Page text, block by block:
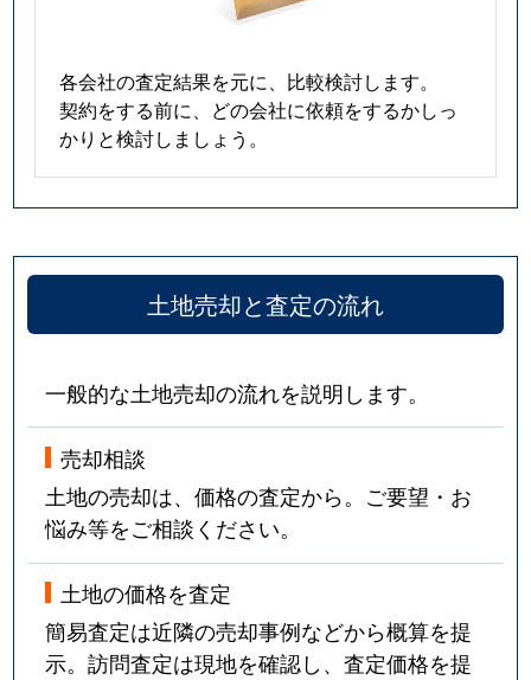
各会社の査定結果を元に、比較検討します。
契約をする前に、どの会社に依頼をするかしっ
かりと検討しましょう。
土地売却と査定の流れ
一般的な土地売却の流れを説明します。
売却相談
土地の売却は、価格の査定から。ご要望・お
悩み等をご相談ください。
土地の価格を査定
簡易査定は近隣の売却事例などから概算を提
示。訪問査定は現地を確認し、査定価格を提